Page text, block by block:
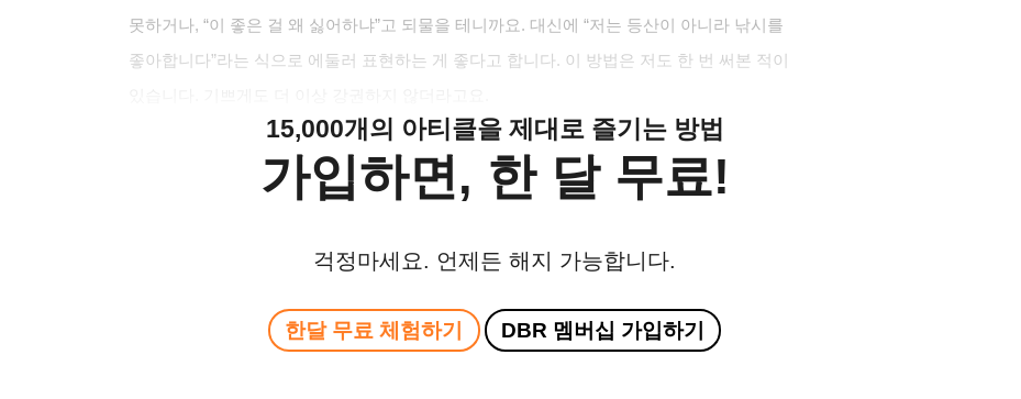
못하거나, “이 좋은 걸 왜 싫어하냐”고 되물을 테니까요. 대신에 “저는 등산이 아니라 낚시를
좋아합니다”라는 식으로 에둘러 표현하는 게 좋다고 합니다. 이 방법은 저도 한 번 써본 적이
15,000개의 아티클을 제대로 즐기는 방법
가입하면, 한 달 무료!
걱정마세요. 언제든 해지 가능합니다.
한달 무료 체험하기 DBR 멤버십 가입하기